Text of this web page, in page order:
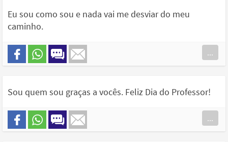
Eu sou como sou e nada vai me desviar do meu
caminho.
...
Sou quem sou graças a vocês. Feliz Dia do Professor!
...